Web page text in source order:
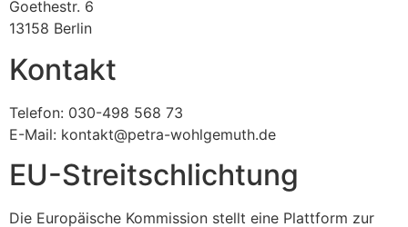
Goethestr. 6
13158 Berlin
Kontakt
Telefon: 030-498 568 73
E-Mail: kontakt@petra-wohlgemuth.de
EU-Streitschlichtung
Die Europäische Kommission stellt eine Plattform zur